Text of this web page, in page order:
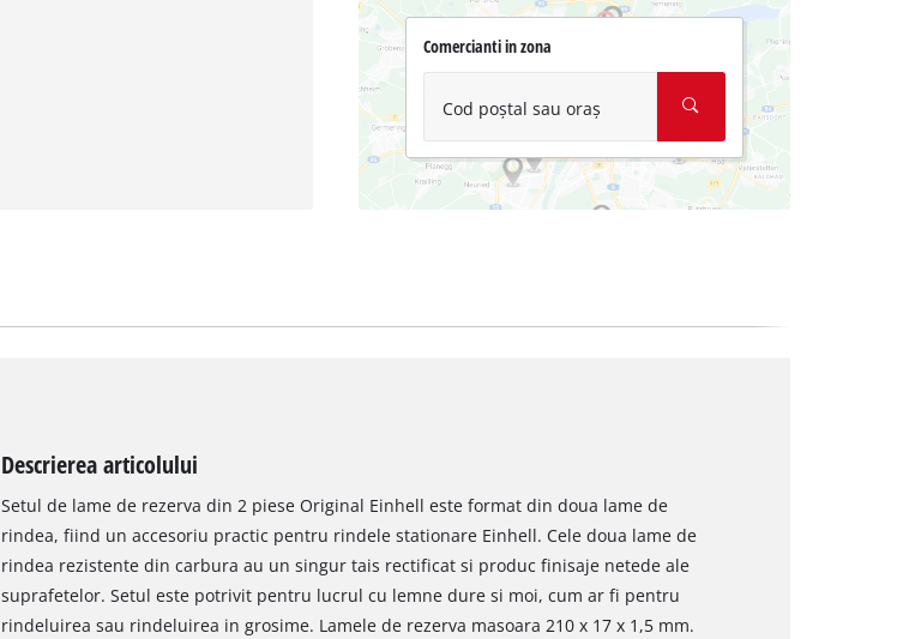
Comercianti in zona
Cod poștal sau oraș
Descrierea articolului
Setul de lame de rezerva din 2 piese Original Einhell este format din doua lame de
rindea, fiind un accesoriu practic pentru rindele stationare Einhell. Cele doua lame de
rindea rezistente din carbura au un singur tais rectificat si produc finisaje netede ale
suprafetelor. Setul este potrivit pentru lucrul cu lemne dure si moi, cum ar fi pentru
rindeluirea sau rindeluirea in grosime. Lamele de rezerva masoara 210 x 17 x 1,5 mm.